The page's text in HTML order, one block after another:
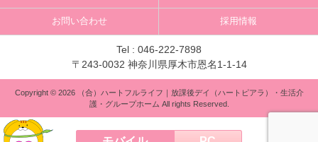
ン
お問い合わせ 採用情報
Tel : 046-222-7898
〒243-0032 神奈川県厚木市恩名1-1-14
Copyright © 2026 （合）ハートフルライフ｜放課後デイ（ハートピアラ）・生活介
護・グループホーム All rights Reserved.